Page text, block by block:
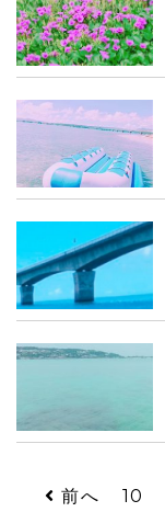
前へ 10